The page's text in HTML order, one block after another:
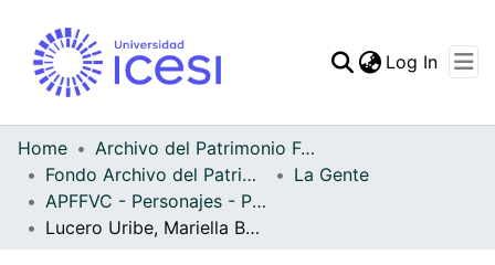
Statistics
Log In
Home
Archivo del Patrimonio Fotográfico y Fílmico del Valle del Cauca
Fondo Archivo del Patrimonio Fotográfico y Fílmico del Valle del Cauca
La Gente
APFFVC - Personajes - Patrimonial
Lucero Uribe, Mariella Becerra de Guerra, Adriana Herrera Botta, Margarita Rosa de Francisco Baquero, cuando esta última era Reina de la Belleza por el Depto